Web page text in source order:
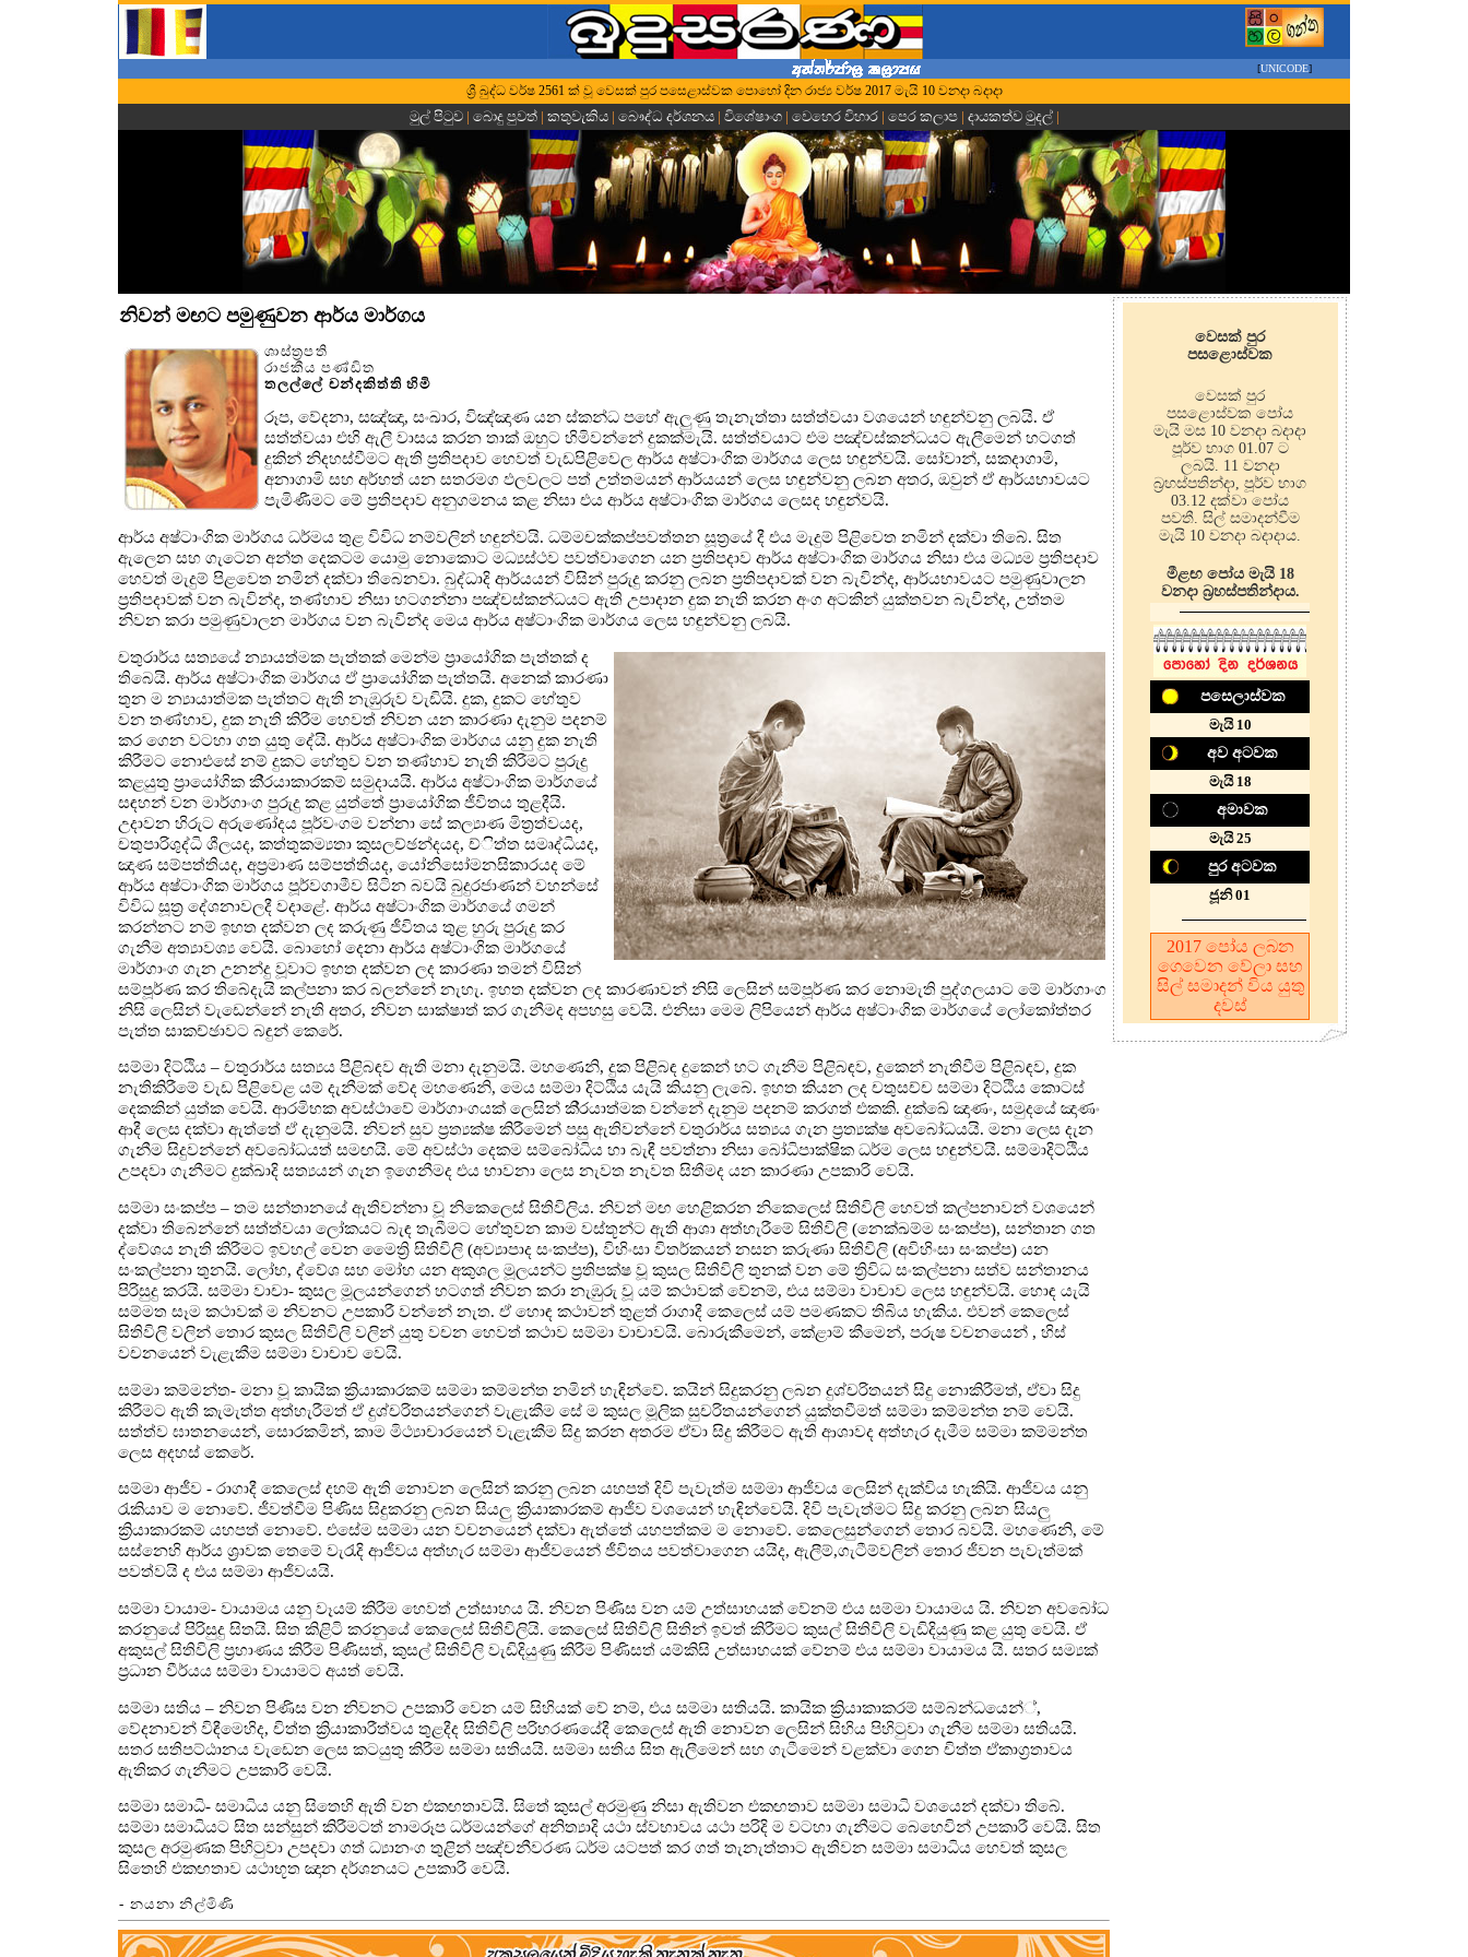
[UNICODE]
ශ්‍රී බුද්ධ වර්ෂ 2561 ක් වූ ‍වෙසක් පුර පස‍ෙ‍ළාස්වක පොහෝ දින රාජ්‍ය වර්ෂ 2017 මැයි 10 වනදා බදාදා
මුල් පිටුව | බොදු පුවත්| කතුවැකිය| බෞද්ධ දර්ශනය| විශේෂාංග| වෙහෙර විහාර| පෙර කලාප| දායකත්ව මුදල්|
නිවන් මඟට පමුණුවන ආර්ය මාර්ගය
ශාස්ත්‍රපති
රාජකීය පණ්ඩිත
තලල්ලේ චන්දකිත්ති හිමි
රූප, වේදනා, සඤ්ඤා, සංඛාර, විඤ්ඤාණ යන ස්කන්ධ පහේ ඇලුණු තැනැත්තා සත්ත්වයා වශයෙන් හඳුන්වනු ලබයි. ඒ
සත්ත්වයා එහි ඇලී වාසය කරන තාක් ඔහුට හිමිවන්නේ දුකක්මැයි. සත්ත්වයාට එම පඤ්චස්කන්ධයට ඇලීමෙන් හටගත්
දුකින් නිදහස්වීමට ඇති ප්‍රතිපදාව හෙවත් වැඩපිළිවෙල ආර්ය අෂ්ටාංගික මාර්ගය ලෙස හඳුන්වයි. සෝවාන්, සකදාගාමි,
අනාගාමි සහ අර්හත් යන සතරමග ඵලවලට පත් උත්තමයන් ආර්යයන් ලෙස හඳුන්වනු ලබන අතර, ඔවුන් ඒ ආර්යභාවයට
පැමිණීමට මේ ප්‍රතිපදාව අනුගමනය කළ නිසා එය ආර්ය අෂ්ටාංගික මාර්ගය ලෙසද හඳුන්වයි.
ආර්ය අෂ්ටාංගික මාර්ගය ධර්මය තුළ විවිධ නම්වලින් හඳුන්වයි. ධම්මචක්කප්පවත්තන සූත්‍රයේ දී එය මැදුම් පිළිවෙත නමින් දක්වා තිබේ. සිත
ඇලෙන සහ ගැටෙන අන්ත දෙකටම යොමු නොකොට මධ්‍යස්ථව පවත්වාගෙන යන ප්‍රතිපදාව ආර්ය අෂ්ටාංගික මාර්ගය නිසා එය මධ්‍යම ප්‍රතිපදාව
හෙවත් මැදුම් පිළවෙත නමින් දක්වා තිබෙනවා. බුද්ධාදි ආර්යයන් විසින් පුරුදු කරනු ලබන ප්‍රතිපදාවක් වන බැවින්ද, ආර්යභාවයට පමුණුවාලන
ප්‍රතිපදාවක් වන බැවින්ද, තණ්හාව නිසා හටගන්නා පඤ්චස්කන්ධයට ඇති උපාදාන දුක නැති කරන අංග අටකින් යුක්තවන බැවින්ද, උත්තම
නිවන කරා පමුණුවාලන මාර්ගය වන බැවින්ද මෙය ආර්ය අෂ්ටාංගික මාර්ගය ලෙස හඳුන්වනු ලබයි.
චතුරාර්ය සත්‍යයේ න්‍යායත්මක පැත්තක් මෙන්ම ප්‍රායෝගික පැත්තක් ද
තිබෙයි. ආර්ය අෂ්ටාංගික මාර්ගය ඒ ප්‍රායෝගික පැත්තයි. අනෙක් කාරණා
තුන ම න්‍යායාත්මක පැත්තට ඇති නැඹුරුව වැඩියි. දුක, දුකට හේතුව
වන තණ්හාව, දුක නැති කිරීම හෙවත් නිවන යන කාරණා දැනුම පදනම්
කර ගෙන වටහා ගත යුතු දේයි. ආර්ය අෂ්ටාංගික මාර්ගය යනු දුක නැති
කිරීමට නොඑසේ නම් දුකට හේතුව වන තණ්හාව නැති කිරීමට පුරුදු
කළයුතු ප්‍රායෝගික කි‍්‍රයාකාරකම් සමුදායයි. ආර්ය අෂ්ටාංගික මාර්ගයේ
සඳහන් වන මාර්ගාංග පුරුදු කළ යුත්තේ ප්‍රායෝගික ජීවිතය තුළදීයි.
උදාවන හිරුට අරුණෝදය පූර්වංගම වන්නා සේ කල්‍යාණ මිත්‍රත්වයද,
චතුපාරිශුද්ධි ශීලයද, කත්තුකම්‍යතා කුසලච්ඡන්දයද, ච්ිත්ත සමෘද්ධියද,
ඤාණ සම්පත්තියද, අප්‍රමාණ සම්පත්තියද, යෝනිසෝමනසිකාරයද මේ
ආර්ය අෂ්ටාංගික මාර්ගය පූර්වගාමීව සිටින බවයි බුදුරජාණන් වහන්සේ
විවිධ සූත්‍ර දේශනාවලදී වදාළේ. ආර්ය අෂ්ටාංගික මාර්ගයේ ගමන්
කරන්නට නම් ඉහත දක්වන ලද කරුණු ජීවිතය තුළ හුරු පුරුදු කර
ගැනීම අත්‍යාවශ්‍ය වෙයි. බොහෝ දෙනා ආර්ය අෂ්ටාංගික මාර්ගයේ
මාර්ගාංග ගැන උනන්දු වූවාට ඉහත දක්වන ලද කාරණා තමන් විසින්
සම්පූර්ණ කර තිබේදැයි කල්පනා කර බලන්නේ නැහැ. ඉහත දක්වන ලද කාරණාවන් නිසි ලෙසින් සම්පූර්ණ කර නොමැති පුද්ගලයාට මේ මාර්ගාංග
නිසි ලෙසින් වැඩෙන්නේ නැති අතර, නිවන සාක්ෂාත් කර ගැනීමද අපහසු වෙයි. එනිසා මෙම ලිපියෙන් ආර්ය අෂ්ටාංගික මාර්ගයේ ලෝකෝත්තර
පැත්ත සාකච්ඡාවට බඳුන් කෙරේ.
සම්මා දිට්ඨිය – චතුරාර්ය සත්‍යය පිළිබඳව ඇති මනා දැනුමයි. මහණෙනි, දුක පිළිබඳ දුකෙන් හට ගැනීම පිළිබඳව, දුකෙන් නැතිවීම පිළිබඳව, දුක
නැතිකිරීමේ වැඩ පිළිවෙළ යම් දැනීමක් වේද මහණෙනි, මෙය සම්මා දිට්ඨිය යැයි කියනු ලැබේ. ඉහත කියන ලද චතුසච්ච සම්මා දිට්ඨිය කොටස්
දෙකකින් යුත්ක වෙයි. ආරමිභක අවස්ථාවේ මාර්ගාංගයක් ලෙසින් කි‍්‍රයාත්මක වන්නේ දැනුම පදනම් කරගත් එකකි. දුක්ඛේ ඤාණං, සමුදයේ ඤාණං
ආදී ලෙස දක්වා ඇත්තේ ඒ දැනුමයි. නිවන් සුව ප්‍රත්‍යක්ෂ කිරීමෙන් පසු ඇතිවන්නේ චතුරාර්ය සත්‍යය ගැන ප්‍රත්‍යක්ෂ අවබෝධයයි. මනා ලෙස දැන
ගැනීම සිදුවන්නේ අවබෝධයත් සමඟයි. මේ අවස්ථා දෙකම සම්බෝධිය හා බැඳී පවත්නා නිසා බෝධිපාක්ෂික ධර්ම ලෙස හඳුන්වයි. සම්මාදිට්ඨිය
උපදවා ගැනීමට දුක්ඛාදි සත්‍යයන් ගැන ඉගෙනීමද එය භාවනා ලෙස නැවත නැවත සිතීමද යන කාරණා උපකාරි වෙයි.
සම්මා සංකප්ප – තම සන්තානයේ ඇතිවන්නා වූ නිකෙලෙස් සිතිවිලිය. නිවන් මඟ හෙළිකරන නිකෙලෙස් සිතිවිලි හෙවත් කල්පනාවන් වශයෙන්
දක්වා තිබෙන්නේ සත්ත්වයා ලෝකයට බැඳ තැබීමට හේතුවන කාම වස්තූන්ට ඇති ආශා අත්හැරීමේ සිතිවිලි (නෙක්ඛම්ම සංකප්ප), සන්තාන ගත
ද්වේශය නැති කිරීමට ඉවහල් වෙන මෛත්‍රි සිතිවිලි (අව්‍යාපාද සංකප්ප), විහිංසා විතර්කයන් නසන කරුණා සිතිවිලි (අවිහිංසා සංකප්ප) යන
සංකල්පනා තුනයි. ලෝභ, ද්වේශ සහ මෝහ යන අකුශල මූලයන්ට ප්‍රතිපක්ෂ වූ කුසල සිතිවිලි තුනක් වන මේ ත්‍රිවිධ සංකල්පනා සත්ව සන්තානය
පිරිසුදු කරයි. සම්මා වාචා- කුසල මූලයන්ගෙන් හටගත් නිවන කරා නැඹුරු වූ යම් කථාවක් වේනම්, එය සම්මා වාචාව ලෙස හඳුන්වයි. හොඳ යැයි
සම්මත සෑම කථාවක් ම නිවනට උපකාරී වන්නේ නැත. ඒ හොඳ කථාවන් තුළත් රාගාදී කෙලෙස් යම් පමණකට තිබිය හැකිය. එවන් කෙලෙස්
සිතිවිලි වලින් තොර කුසල සිතිවිලි වලින් යුතු වචන හෙවත් කථාව සම්මා වාචාවයි. බොරුකීමෙන්, කේළාම් කීමෙන්, පරුෂ වචනයෙන් , හිස්
වචනයෙන් වැළැකීම සම්මා වාචාව වෙයි.
සම්මා කම්මන්ත- මනා වූ කායික ක්‍රියාකාරකම් සම්මා කම්මන්ත නමින් හැඳින්වේ. කයින් සිදුකරනු ලබන දුශ්චරිතයන් සිදු නොකිරීමත්, ඒවා සිදු
කිරීමට ඇති කැමැත්ත අත්හැරීමත් ඒ දුශ්චරිතයන්ගෙන් වැළැකීම සේ ම කුසල මූලික සුචරිතයන්ගෙන් යුක්තවීමත් සම්මා කම්මන්ත නම් වෙයි.
සත්ත්ව ඝාතනයෙන්, සොරකමින්, කාම මිථ්‍යාචාරයෙන් වැළැකීම සිදු කරන අතරම ඒවා සිදු කිරීමට ඇති ආශාවද අත්හැර දැමීම සම්මා කම්මන්ත
ලෙස අදහස් කෙරේ.
සම්මා ආජීව - රාගාදී කෙලෙස් දහම් ඇති නොවන ලෙසින් කරනු ලබන යහපත් දිවි පැවැත්ම සම්මා ආජීවය ලෙසින් දැක්විය හැකියි. ආජීවය යනු
රැකියාව ම නොවේ. ජීවත්වීම පිණිස සිදුකරනු ලබන සියලු ක්‍රියාකාරකම් ආජීව වශයෙන් හැඳින්වෙයි. දිවි පැවැත්මට සිදු කරනු ලබන සියලු
ක්‍රියාකාරකම් යහපත් නොවේ. එසේම සම්මා යන වචනයෙන් දක්වා ඇත්තේ යහපත්කම ම නොවේ. කෙලෙසුන්ගෙන් තොර බවයි. මහණෙනි, මේ
සස්නෙහි ආර්ය ශ්‍රාවක තෙමේ වැරැදි ආජීවය අත්හැර සම්මා ආජීවයෙන් ජීවිතය පවත්වාගෙන යයිද, ඇලීම්,ගැටීම්වලින් තොර ජීවන පැවැත්මක්
පවත්වයි ද එය සම්මා ආජිවයයි.
සම්මා වායාම- වායාමය යනු වෑයම් කිරීම හෙවත් උත්සාහය යි. නිවන පිණිස වන යම් උත්සාහයක් වේනම් එය සම්මා වායාමය යි. නිවන අවබෝධ
කරනුයේ පිරිසුදු සිතයි. සිත කිළිටි කරනුයේ කෙලෙස් සිතිවිලියි. කෙලෙස් සිතිවිලි සිතින් ඉවත් කිරීමට කුසල් සිතිවිලි වැඩිදියුණු කළ යුතු වෙයි. ඒ
අකුසල් සිතිවිලි ප්‍රහාණය කිරීම පිණිසත්, කුසල් සිතිවිලි වැඩිදියුණු කිරීම පිණිසත් යම්කිසි උත්සාහයක් වේනම් එය සම්මා වායාමය යි. සතර සම්‍යක්
ප්‍රධාන වීර්යය සම්මා වායාමට අයත් වෙයි.
සම්මා සතිය – නිවන පිණිස වන නිවනට උපකාරි වෙන යම් සිහියක් වේ නම්, එය සම්මා සතියයි. කායික ක්‍රියාකාකරම් සම්බන්ධයෙන්්,
වේදනාවන් විඳීමෙහිද, චිත්ත ක්‍රියාකාරීත්වය තුළදීද සිතිවිලි පරිහරණයේදී කෙලෙස් ඇති නොවන ලෙසින් සිහිය පිහිටුවා ගැනීම සම්මා සතියයි.
සතර සතිපට්ඨානය වැඩෙන ලෙස කටයුතු කිරීම සම්මා සතියයි. සම්මා සතිය සිත ඇලීමෙන් සහ ගැටීමෙන් වළක්වා ගෙන චිත්ත ඒකාග්‍රතාවය
ඇතිකර ගැනීමට උපකාරි වෙයි.
සම්මා සමාධි- සමාධිය යනු සිතෙහි ඇති වන එකඟතාවයි. සිතේ කුසල් අරමුණු නිසා ඇතිවන එකඟතාව සම්මා සමාධි වශයෙන් දක්වා තිබේ.
සම්මා සමාධියට සිත සන්සුන් කිරීමටත් නාමරූප ධර්මයන්ගේ අනිත්‍යාදි යථා ස්වභාවය යථා පරිදි ම වටහා ගැනීමට බෙහෙවින් උපකාරී වෙයි. සිත
කුසල අරමුණක පිහිටුවා උපදවා ගත් ධ්‍යානංග තුළින් පඤ්චනීවරණ ධර්ම යටපත් කර ගත් තැනැත්තාට ඇතිවන සම්මා සමාධිය හෙවත් කුසල
සිතෙහි එකඟතාව යථාභූත ඤාන දර්ශනයට උපකාරී වෙයි.
- නයනා නිල්මිණි
වෙසක් පුර
පසළොස්වක
වෙසක් පුර
පසළොස්වක පෝය
මැයි මස 10 වනදා බදාදා
පූර්ව භාග 01.07 ට
ලබයි. 11 වනදා
බ්‍රහස්පතින්දා, පූර්ව භාග
03.12 දක්වා පෝය
පවතී. සිල් සමාදන්වීම
මැයි 10 වනදා බදාදාය.
මීළඟ පෝය මැයි 18
වනදා බ්‍රහස්පතින්දාය.
පසෙලාස්වක
මැයි 10
අව අටවක
මැයි 18
අමාවක
මැයි 25
පුර අටවක
ජූනි 01
2017 පෝය ලබන
ගෙවෙන වේලා සහ
සිල් සමාදන් විය යුතු
දවස්